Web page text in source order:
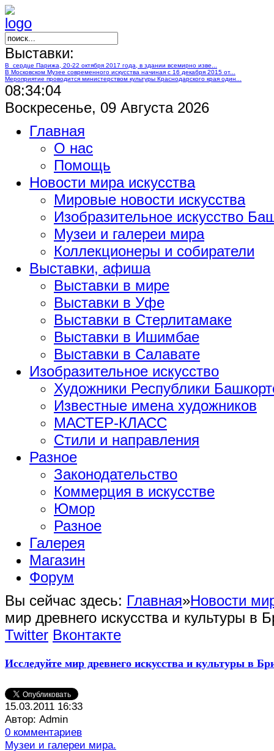
Выставки:
В сердце Парижа, 20-22 октября 2017 года, в здании всемирно изве...
В Московском Музее современного искусства начиная с 16 декабря 2015 от...
Мероприятие проводится министерством культуры Краснодарского края один...
08:34:05
Воскресенье, 09 Августа 2026
Главная
О нас
Помощь
Новости мира искусства
Мировые новости искусства
Изобразительное искусство
Музеи и галереи мира
Коллекционеры и собиратели
Выставки, афиша
Выставки в мире
Выставки в Уфе
Выставки в Стерлитамаке
Выставки в Ишимбае
Выставки в Салавате
Изобразительное искусство
Художники Республики
Известные имена художников
МАСТЕР-КЛАСС
Стили и направления
Разное
Законодательство
Коммерция в искусстве
Юмор
Разное
Галерея
Магазин
Форум
Вы сейчас здесь: Главная»Новости
мир древнего искусства и культуры в
Twitter Вконтакте
Исследуйте мир древнего искусства и культуры в
15.03.2011 16:33
Автор: Admin
0 комментариев
Музеи и галереи мира.